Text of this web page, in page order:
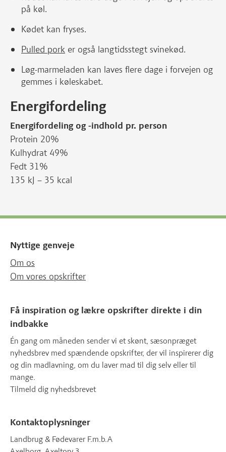
på køl.
Kødet kan fryses.
Pulled pork er også langtidsstegt svinekød.
Løg-marmeladen kan laves flere dage i forvejen og
gemmes i køleskabet.
Energifordeling
Energifordeling og -indhold pr. person
Protein 20%
Kulhydrat 49%
Fedt 31%
135 kJ – 35 kcal
Nyttige genveje
Om os
Om vores opskrifter
Få inspiration og lækre opskrifter direkte i din
indbakke
Én gang om måneden sender vi et skønt, sæsonpræget
nyhedsbrev med spændende opskrifter, der vil inspirerer dig
og din madlavning, om du laver mad til dig selv eller til
mange.
Tilmeld dig nyhedsbrevet
Kontaktoplysninger
Landbrug & Fødevarer F.m.b.A